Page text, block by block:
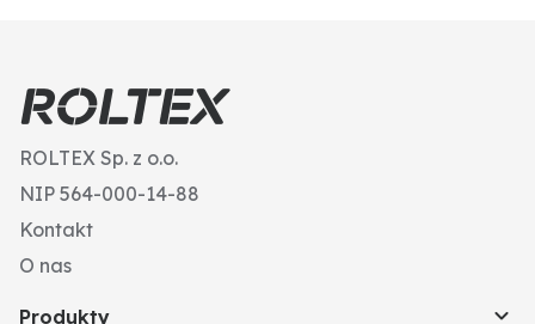
ROLTEX Sp. z o.o.
NIP 564-000-14-88
Kontakt
O nas
Produkty